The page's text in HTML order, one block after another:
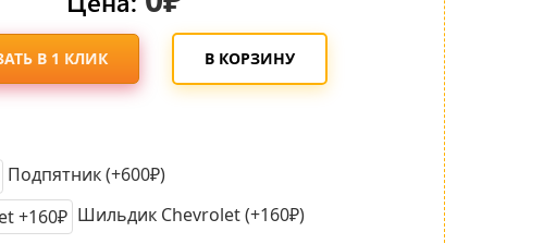
В 1 КЛИК В КОРЗИНУ
Подпятник (+600₽)
Шильдик Chevrolet (+160₽)